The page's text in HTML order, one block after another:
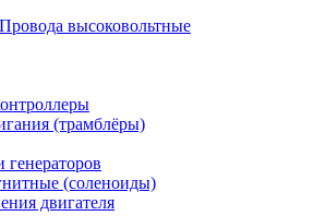
высоковольтные
(трамблёры)
генераторов
(соленоиды)
двигателя